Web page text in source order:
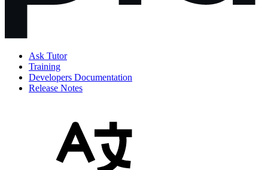
Ask Tutor
Training
Developers Documentation
Release Notes